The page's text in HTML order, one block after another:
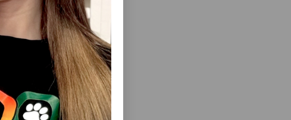
TUALETI ÜÇÜN
TƏMIZ SOYA
LIFLƏRINDƏN
TÖKMƏ